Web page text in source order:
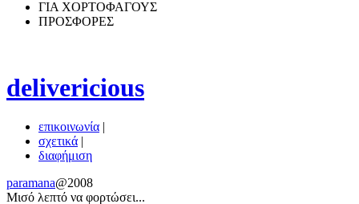
ΓΙΑ ΧΟΡΤΟΦΑΓΟΥΣ
ΠΡΟΣΦΟΡΕΣ
delivericious
επικοινωνία |
σχετικά |
διαφήμιση
paramana@2008
Μισό λεπτό να φoρτώσει...